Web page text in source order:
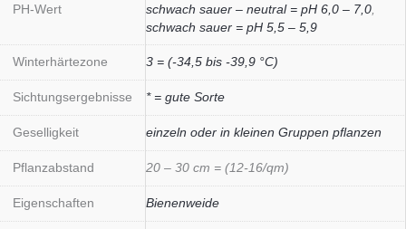
PH-Wert
schwach sauer – neutral = pH 6,0 – 7,0
schwach sauer = pH 5,5 – 5,9
Winterhärtezone 3 = (-34,5 bis -39,9 °C)
Sichtungsergebnisse * = gute Sorte
Geselligkeit einzeln oder in kleinen Gruppen pflanzen
Pflanzabstand 20 – 30 cm = (12-16/qm)
Eigenschaften Bienenweide